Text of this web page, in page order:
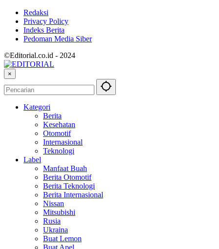
Redaksi
Privacy Policy
Indeks Berita
Pedoman Media Siber
©Editorial.co.id - 2024
×
Kategori
Berita
Kesehatan
Otomotif
Internasional
Teknologi
Label
Manfaat Buah
Berita Otomotif
Berita Teknologi
Berita Internasional
Nissan
Mitsubishi
Rusia
Ukraina
Buat Lemon